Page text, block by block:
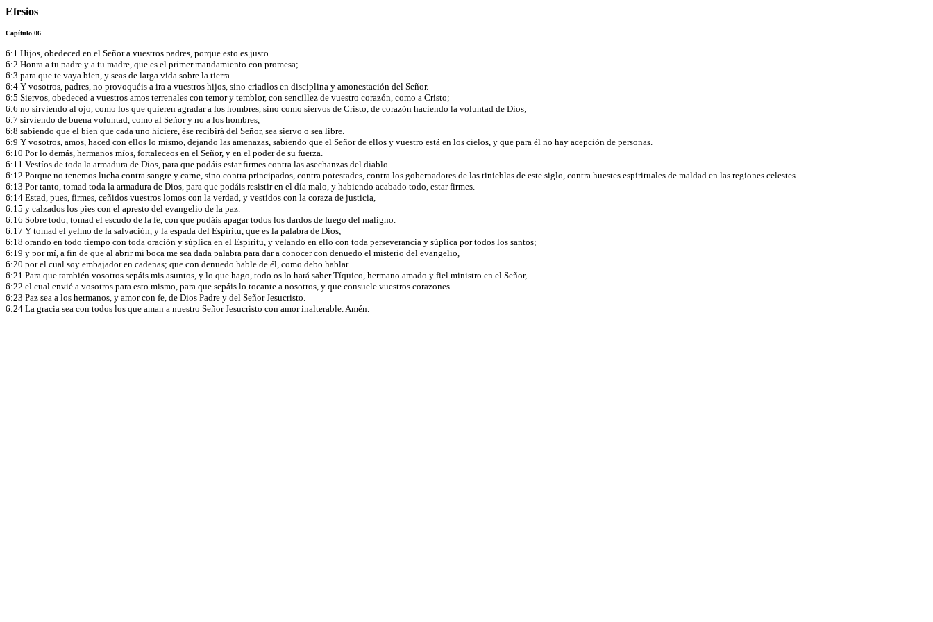
Efesios
Capítulo 06
6:1 Hijos, obedeced en el Señor a vuestros padres, porque esto es justo.
6:2 Honra a tu padre y a tu madre, que es el primer mandamiento con promesa;
6:3 para que te vaya bien, y seas de larga vida sobre la tierra.
6:4 Y vosotros, padres, no provoquéis a ira a vuestros hijos, sino criadlos en disciplina y amonestación del Señor.
6:5 Siervos, obedeced a vuestros amos terrenales con temor y temblor, con sencillez de vuestro corazón, como a Cristo;
6:6 no sirviendo al ojo, como los que quieren agradar a los hombres, sino como siervos de Cristo, de corazón haciendo la voluntad de Dios;
6:7 sirviendo de buena voluntad, como al Señor y no a los hombres,
6:8 sabiendo que el bien que cada uno hiciere, ése recibirá del Señor, sea siervo o sea libre.
6:9 Y vosotros, amos, haced con ellos lo mismo, dejando las amenazas, sabiendo que el Señor de ellos y vuestro está en los cielos, y que para él no hay acepción de personas.
6:10 Por lo demás, hermanos míos, fortaleceos en el Señor, y en el poder de su fuerza.
6:11 Vestíos de toda la armadura de Dios, para que podáis estar firmes contra las asechanzas del diablo.
6:12 Porque no tenemos lucha contra sangre y carne, sino contra principados, contra potestades, contra los gobernadores de las tinieblas de este siglo, contra huestes espirituales de maldad en las regiones celestes.
6:13 Por tanto, tomad toda la armadura de Dios, para que podáis resistir en el día malo, y habiendo acabado todo, estar firmes.
6:14 Estad, pues, firmes, ceñidos vuestros lomos con la verdad, y vestidos con la coraza de justicia,
6:15 y calzados los pies con el apresto del evangelio de la paz.
6:16 Sobre todo, tomad el escudo de la fe, con que podáis apagar todos los dardos de fuego del maligno.
6:17 Y tomad el yelmo de la salvación, y la espada del Espíritu, que es la palabra de Dios;
6:18 orando en todo tiempo con toda oración y súplica en el Espíritu, y velando en ello con toda perseverancia y súplica por todos los santos;
6:19 y por mí, a fin de que al abrir mi boca me sea dada palabra para dar a conocer con denuedo el misterio del evangelio,
6:20 por el cual soy embajador en cadenas; que con denuedo hable de él, como debo hablar.
6:21 Para que también vosotros sepáis mis asuntos, y lo que hago, todo os lo hará saber Tíquico, hermano amado y fiel ministro en el Señor,
6:22 el cual envié a vosotros para esto mismo, para que sepáis lo tocante a nosotros, y que consuele vuestros corazones.
6:23 Paz sea a los hermanos, y amor con fe, de Dios Padre y del Señor Jesucristo.
6:24 La gracia sea con todos los que aman a nuestro Señor Jesucristo con amor inalterable. Amén.